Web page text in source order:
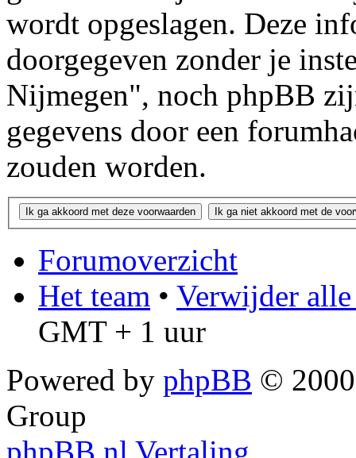
wordt opgeslagen. Deze
doorgegeven zonder je
Nijmegen", noch phpBB
gegevens door een
zouden worden.
Forumoverzicht
Het team • Verwijder
GMT + 1 uur
Powered by phpBB ©
Group
phpBB.nl Vertaling